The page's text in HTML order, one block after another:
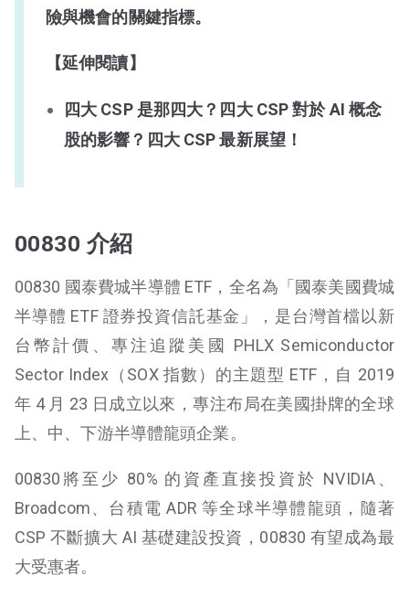
險與機會的關鍵指標。
【延伸閱讀】
四大 CSP 是那四大？四大 CSP 對於 AI 概念
股的影響？四大 CSP 最新展望！
00830 介紹
00830 國泰費城半導體 ETF，全名為「國泰美國費城
半導體 ETF 證券投資信託基金」，是台灣首檔以新
台幣計價、專注追蹤美國 PHLX Semiconductor
Sector Index（SOX 指數）的主題型 ETF，自 2019
年 4 月 23 日成立以來，專注布局在美國掛牌的全球
上、中、下游半導體龍頭企業。
00830將至少 80% 的資產直接投資於 NVIDIA、
Broadcom、台積電 ADR 等全球半導體龍頭，隨著
CSP 不斷擴大 AI 基礎建設投資，00830 有望成為最
大受惠者。